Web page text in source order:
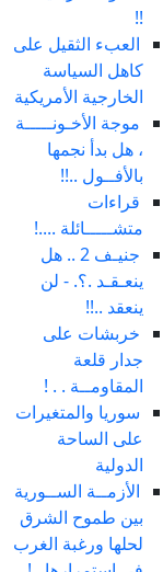
!!
العبء الثقيل على
كاهل السياسة
الخارجية الأمريكية
موجة الأخـونـــــة
، هل بدأ نجمها
بالأفــول ..!!
قراءات
متشـــــائلة ....!
جنيـف 2 .. هل
ينعـقـد .؟. - لن
ينعقد ..!!
خربشات على
جدار قلعة
المقاومــة . . !
سوريا والمتغيرات
على الساحة
الدولية
الأزمــة الســورية
بين طموح الشرق
لحلها ورغبة الغرب